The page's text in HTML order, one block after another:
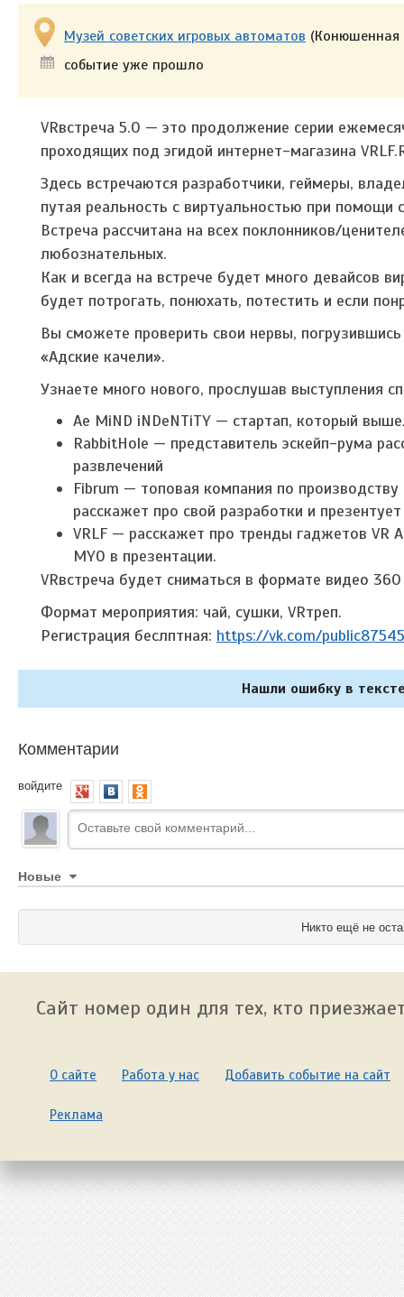
Музей советских игровых автоматов (Конюшенная
событие уже прошло
VRвстреча 5.0 — это продолжение серии
проходящих под эгидой интернет-магазина
Здесь встречаются разработчики, геймеры,
путая реальность с виртуальностью при помощи
Встреча рассчитана на всех поклонников/
любознательных.
Как и всегда на встрече будет много девайсов
будет потрогать, понюхать, потестить и если
Вы сможете проверить свои нервы,
«Адские качели».
Узнаете много нового, прослушав выступления
Ae MiND iNDeNTiTY — стартап, который
RabbitHole — представитель эскейп-рума
развлечений
Fibrum — топовая компания по
расскажет про свой разработки и
VRLF — расскажет про тренды гаджетов VR
MYO в презентации.
VRвстреча будет сниматься в формате видео
Формат мероприятия: чай, сушки, VRтреп.
Регистрация беслптная: https://vk.com/
Нашли ошибку в
Комментарии
войдите
Новые
Никто ещё не
Сайт номер один для тех, кто
О сайте Работа у нас Добавить событие на сайт
Реклама